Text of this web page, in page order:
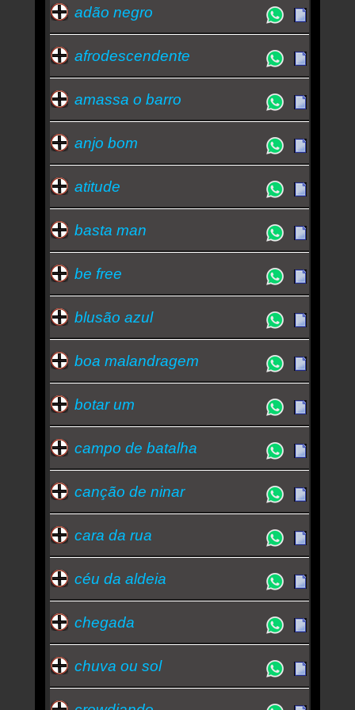
luiz melodia
Negro
adão negro
afrodescendente
amassa o barro
anjo bom
atitude
basta man
be free
blusão azul
boa malandragem
botar um
campo de batalha
canção de ninar
cara da rua
céu da aldeia
chegada
chuva ou sol